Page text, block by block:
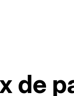
de